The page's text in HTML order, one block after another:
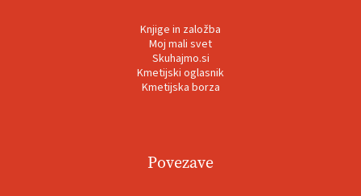
Knjige in založba
Moj mali svet
Skuhajmo.si
Kmetijski oglasnik
Kmetijska borza
Povezave